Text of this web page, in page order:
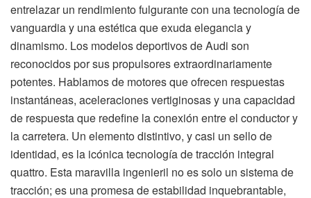
entrelazar un rendimiento fulgurante con una tecnología de
vanguardia y una estética que exuda elegancia y
dinamismo. Los modelos deportivos de Audi son
reconocidos por sus propulsores extraordinariamente
potentes. Hablamos de motores que ofrecen respuestas
instantáneas, aceleraciones vertiginosas y una capacidad
de respuesta que redefine la conexión entre el conductor y
la carretera. Un elemento distintivo, y casi un sello de
identidad, es la icónica tecnología de tracción integral
quattro. Esta maravilla ingenieril no es solo un sistema de
tracción; es una promesa de estabilidad inquebrantable,